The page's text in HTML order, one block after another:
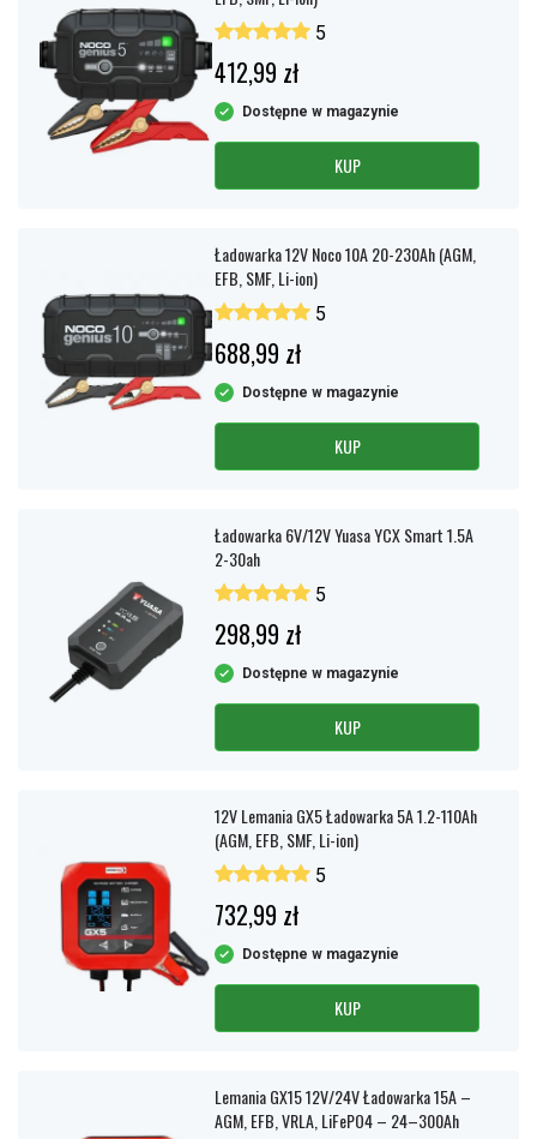
5
412,99 zł
Dostępne w magazynie
KUP
Ładowarka 12V Noco 10A 20-230Ah (AGM,
EFB, SMF, Li-ion)
5
688,99 zł
Dostępne w magazynie
KUP
Ładowarka 6V/12V Yuasa YCX Smart 1.5A
2-30ah
5
298,99 zł
Dostępne w magazynie
KUP
12V Lemania GX5 Ładowarka 5A 1.2-110Ah
(AGM, EFB, SMF, Li-ion)
5
732,99 zł
Dostępne w magazynie
KUP
Lemania GX15 12V/24V Ładowarka 15A –
AGM, EFB, VRLA, LiFePO4 – 24–300Ah